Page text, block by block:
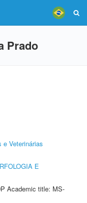
Prado
e Veterinárias
E
Academic title: MS-